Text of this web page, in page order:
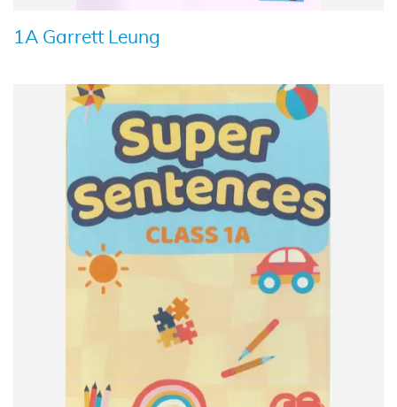
1A Garrett Leung